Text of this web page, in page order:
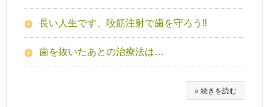
長い人生です、咬筋注射で歯を守ろう‼
歯を抜いたあとの治療法は…
» 続きを読む